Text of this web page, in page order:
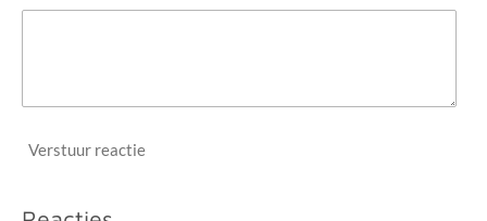
Verstuur reactie